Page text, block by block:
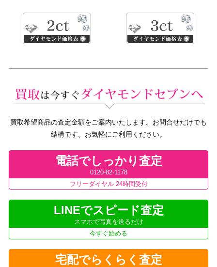
買取希望商品の査定金額をご案内いたします。お問合せだけでも
結構です。お気軽にご利用ください。
電話でしっかり査定
0120-82-1178
フリーダイヤル 24時間受付
LINEでスピード査定
スマホで写真を送るだけ
今すぐ始める
宅配でらくらく査定